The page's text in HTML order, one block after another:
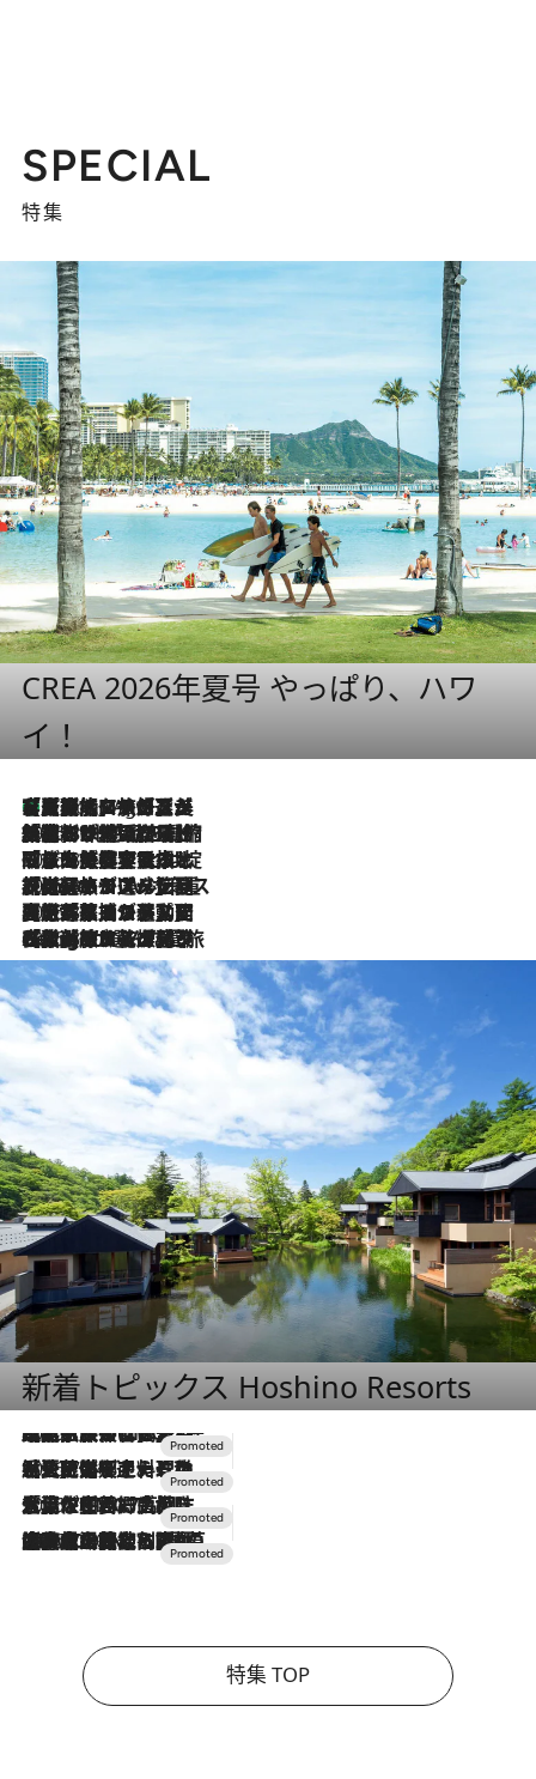
SPECIAL
特集
CREA 2026年夏号 やっぱり、ハワ
イ！
1 Hour Ago
【厳選旅コスメ】「多機能アイテムがメイン！」旅好き美容エディターが選んだ夏旅ベストコスメを発表【Mサイズジップ】
2026.8.6
「荷物が増えるほど旅ストレスは増す」美容ジャーナリストがたどり着いた最終結論。“化粧品を劇的に減らす”感動の凝縮美容とは
2026.8.6
「旅先には金髪ウィッグを持参」日本と同じメイクでは損してる!? 美容ジャーナリストが提案する“掟破りの旅美容”とは
2026.8.6
【厳選旅コスメ】「身軽さ＆UV対策重視！」ヘアアーティストshucoが選んだ夏旅ベストコスメを発表【Mサイズジップ】
2026.8.5
【厳選旅コスメ】国内をあちこち移動する河井菜摘が選んだ夏旅ベストコスメ発表！「リラックスアイテムはマスト」【Mサイズジップ】
2026.8.4
【厳選旅コスメ】「紫外線＆乾燥対策しながらメイク感も！」ヘア＆メイクGeorgeが選んだ夏旅ベストコスメを発表！【Mサイズジップ】
新着トピックス Hoshino Resorts
2026.7.31
【ホテル帰省】という選択肢をOMOが提案。家族とほどよい距離を保つには「昼は実家、夜は気兼ねなくホテルで！」
2026.7.24
【夏限定ディナーコース】旬を迎える稚鮎や花ズッキーニなどをイタリア・トスカーナの郷土料理の手法で満喫！
2026.7.17
「土佐和ハーブかき氷」がOMO7高知に登場！生姜、山椒、大葉など目にも舌にも涼を呼ぶ郷土の味
2026.7.10
NEW OPEN！【界 草津】名湯の地に誕生。趣の異なる2種の温泉と上州ならではの会席・蕎麦割烹など美食を味わう究極の癒やし旅
特集 TOP